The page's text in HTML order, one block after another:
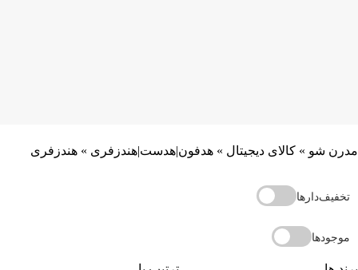
مدرن شو » کالای دیجیتال » هدفون|هدست|هندزفری » هندزفری
تخفیف‌دارها
موجودها